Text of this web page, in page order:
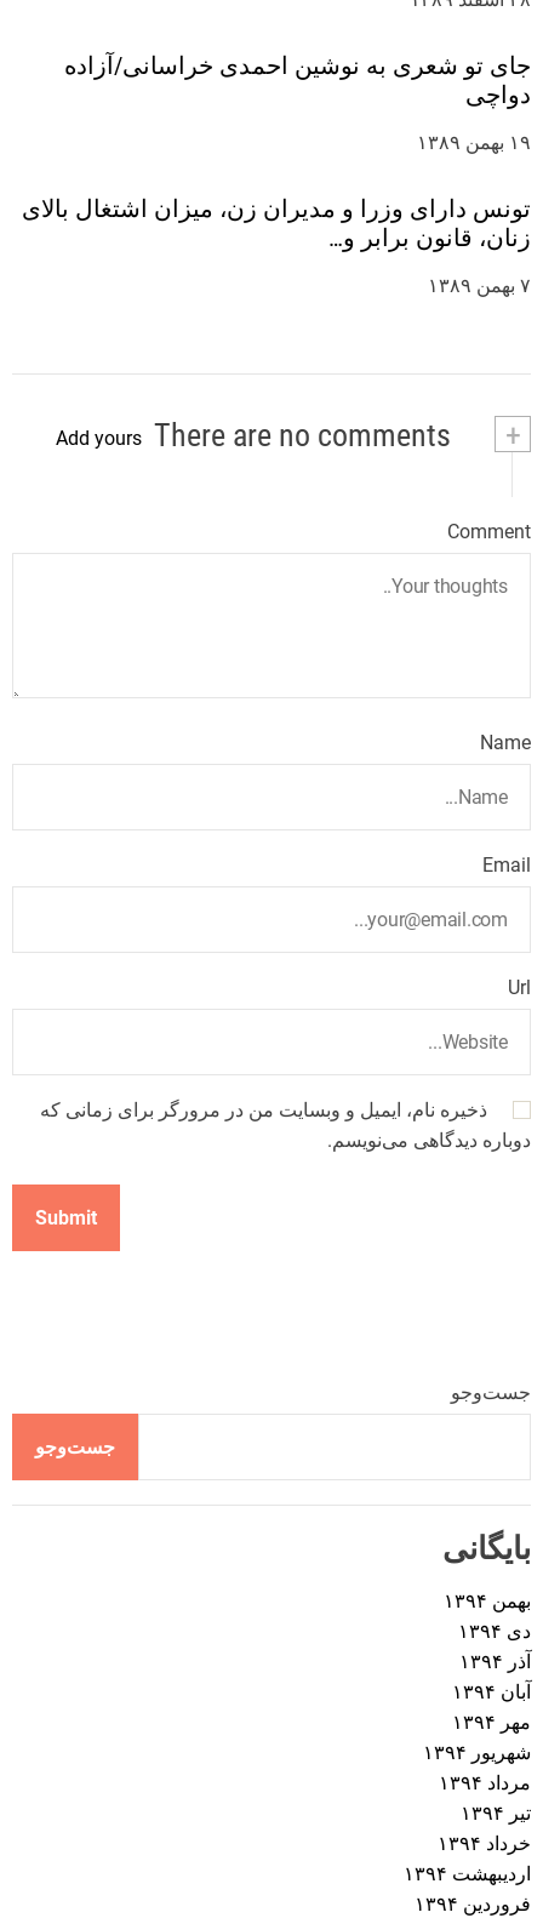
جای تو شعری به نوشین احمدی خراسانی/آزاده
دواچی
۱۹ بهمن ۱۳۸۹
تونس دارای وزرا و مدیران زن، میزان اشتغال بالای
زنان، قانون برابر و…
۷ بهمن ۱۳۸۹
+
Add yours
Comment
Name
Email
Url
ذخیره نام، ایمیل و وبسایت من در مرورگر برای زمانی که
دوباره دیدگاهی می‌نویسم.
جست‌وجو
جست‌وجو
بایگانی
بهمن ۱۳۹۴
دی ۱۳۹۴
آذر ۱۳۹۴
آبان ۱۳۹۴
مهر ۱۳۹۴
شهریور ۱۳۹۴
مرداد ۱۳۹۴
تیر ۱۳۹۴
خرداد ۱۳۹۴
اردیبهشت ۱۳۹۴
فروردین ۱۳۹۴